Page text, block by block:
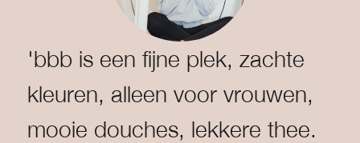
'bbb is een fijne plek, zachte
kleuren, alleen voor vrouwen,
mooie douches, lekkere thee.